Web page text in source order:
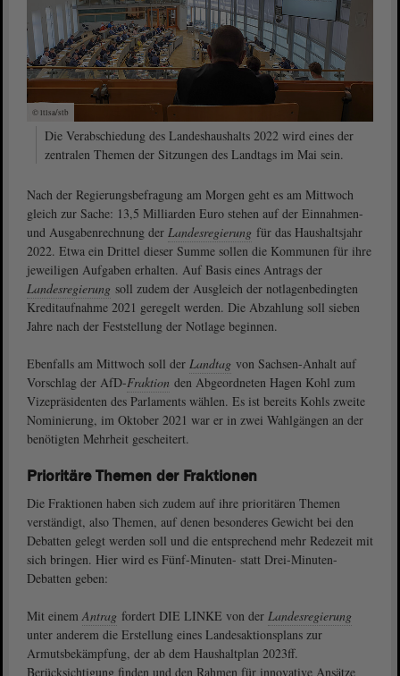
© ltlsa/stb
Die Verabschiedung des Landeshaushalts 2022 wird eines der
zentralen Themen der Sitzungen des Landtags im Mai sein.
Nach der Regierungsbefragung am Morgen geht es am Mittwoch
gleich zur Sache: 13,5 Milliarden Euro stehen auf der Einnahmen-
und Ausgabenrechnung der Landesregierung für das Haushaltsjahr
2022. Etwa ein Drittel dieser Summe sollen die Kommunen für ihre
jeweiligen Aufgaben erhalten. Auf Basis eines Antrags der
Landesregierung soll zudem der Ausgleich der notlagenbedingten
Kreditaufnahme 2021 geregelt werden. Die Abzahlung soll sieben
Jahre nach der Feststellung der Notlage beginnen.
Ebenfalls am Mittwoch soll der Landtag von Sachsen-Anhalt auf
Vorschlag der AfD-Fraktion den Abgeordneten Hagen Kohl zum
Vizepräsidenten des Parlaments wählen. Es ist bereits Kohls zweite
Nominierung, im Oktober 2021 war er in zwei Wahlgängen an der
benötigten Mehrheit gescheitert.
Prioritäre Themen der Fraktionen
Die Fraktionen haben sich zudem auf ihre prioritären Themen
verständigt, also Themen, auf denen besonderes Gewicht bei den
Debatten gelegt werden soll und die entsprechend mehr Redezeit mit
sich bringen. Hier wird es Fünf-Minuten- statt Drei-Minuten-
Debatten geben:
Mit einemAntrag fordert DIE LINKE von der Landesregierung
unter anderem die Erstellung eines Landesaktionsplans zur
Armutsbekämpfung, der ab dem Haushaltplan 2023ff.
Berücksichtigung finden und den Rahmen für innovative Ansätze